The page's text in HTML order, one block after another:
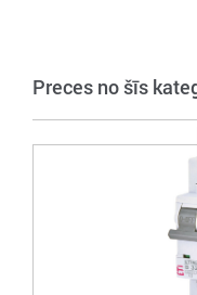
Preces no šīs